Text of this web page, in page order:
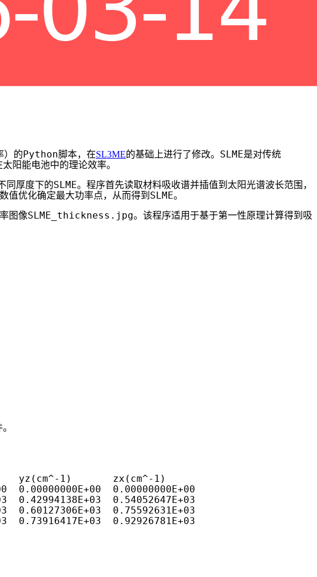
）的Python脚本，在SL3ME的基础上进行了修改。 SLME是对传统
阳能电池中的理论效率。
同厚度下的SLME。程序首先读取材料吸收谱并插值到太阳光谱波长范围，
值优化确定最大功率点，从而得到 SLME。
图像SLME_thickness.jpg。该程序适用于基于第一性原理计算得到吸
yz(cm^-1)       zx(cm^-1)
0.00000000E+00  0.00000000E+00
0.42994138E+03  0.54052647E+03
0.60127306E+03  0.75592631E+03
0.73916417E+03  0.92926781E+03